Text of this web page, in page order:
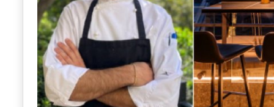
e
articoli
quotidiani
sul
mondo